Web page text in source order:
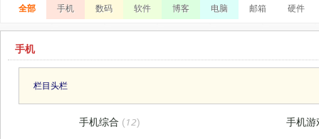
全部 手机 数码 软件 博客 电脑 邮箱 硬件
手机
栏目头栏
手机综合 (12) 手机